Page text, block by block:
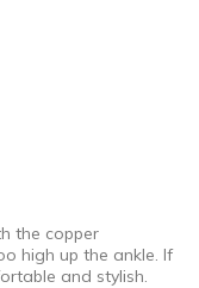
the copper
high up the ankle. If
and stylish.